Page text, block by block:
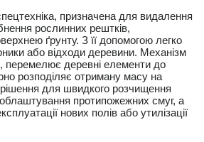
призначена для видалення
рослинних рештків,
ґрунту. З її допомогою легко
або відходи деревини. Механізм
перемелює деревні елементи до
розподіляє отриману масу на
для швидкого розчищення
протипожежних смуг, а
нових полів або утилізації